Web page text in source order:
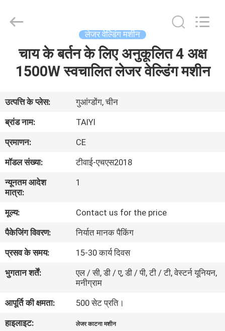
वीडियो
हमारे
बारे
में
कारखाना
भ्रमण
संपर्क
समाचार
Technology
Company
Reserved.
लेजर वेल्डिंग मशीन
चाय के बर्तन के लिए अनुकूलित 4 अक्ष
1500W स्वचालित लेजर वेल्डिंग मशीन
उत्पत्ति के प्लेस:
गुआंग्डोंग, चीन
ब्रांड नाम:
TAIYI
प्रमाणन:
CE
मॉडल संख्या:
टीवाई-एचएस2018
न्यूनतम आदेश
मात्रा:
1
मूल्य:
Contact us for the price
पैकेजिंग विवरण:
निर्यात मानक पैकिंग
प्रसव के समय:
15-30 कार्य दिवस
भुगतान शर्तें:
एल / सी, डी / ए, डी / पी, टी / टी, वेस्टर्न यूनियन,
मनीग्राम
आपूर्ति की क्षमता:
500 सेट प्रति।
हाइलाइट:
लेजर काटना मशीन